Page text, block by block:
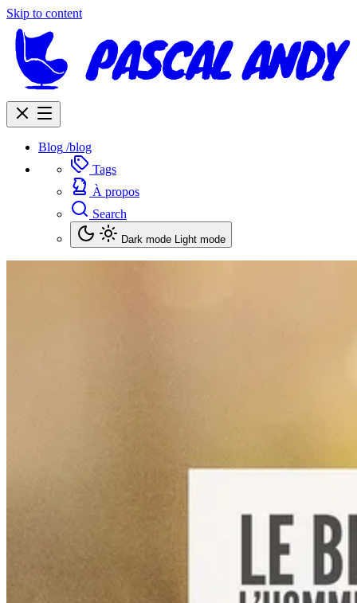
Skip to content
Blog /blog
Tags
À propos
Search
Dark mode Light mode